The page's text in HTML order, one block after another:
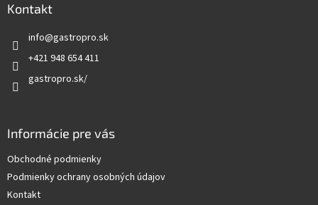
Kontakt
info@gastropro.sk
+421 948 654 411
gastropro.sk/
Informácie pre vás
Obchodné podmienky
Podmienky ochrany osobných údajov
Kontakt